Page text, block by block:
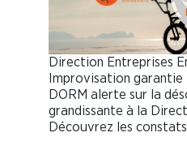
Direction Entreprises
Improvisation garantie
DORM alerte sur la
grandissante à la
Découvrez les